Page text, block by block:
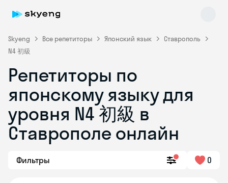
Skyeng Все репетиторы Японский язык
Ставрополь
N4 初級
Репетиторы по
японскому языку для
уровня N4 初級 в
Ставрополе онлайн
Фильтры 0
Skyeng Chat
online